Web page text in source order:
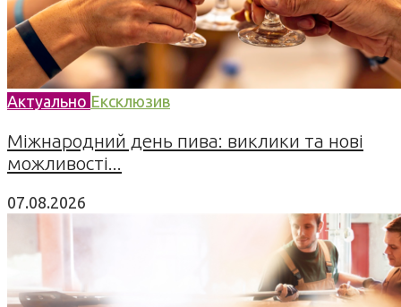
Актуально Ексклюзив
Міжнародний день пива: виклики та нові
можливості...
07.08.2026